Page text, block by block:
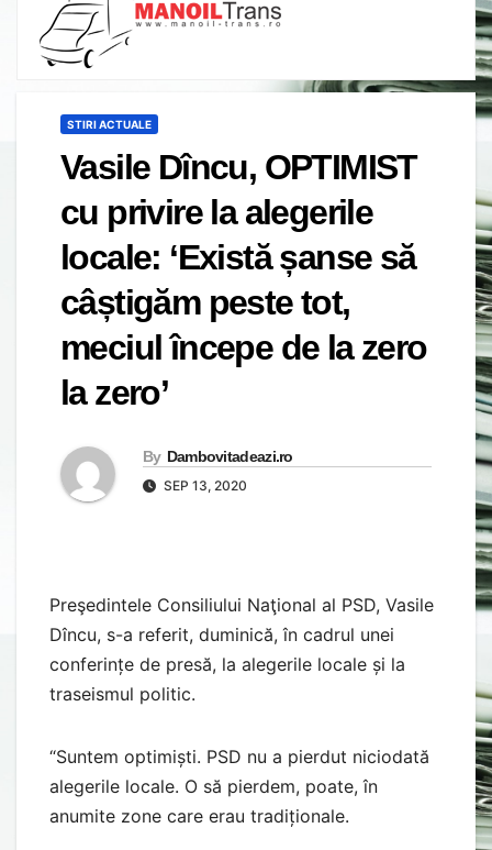
STIRI ACTUALE
Vasile Dîncu, OPTIMIST
cu privire la alegerile
locale: ‘Există șanse să
câștigăm peste tot,
meciul începe de la zero
la zero’
By Dambovitadeazi.ro
SEP 13, 2020
Preşedintele Consiliului Naţional al PSD, Vasile
Dîncu, s-a referit, duminică, în cadrul unei
conferințe de presă, la alegerile locale și la
traseismul politic.
“Suntem optimiști. PSD nu a pierdut niciodată
alegerile locale. O să pierdem, poate, în
anumite zone care erau tradiționale.